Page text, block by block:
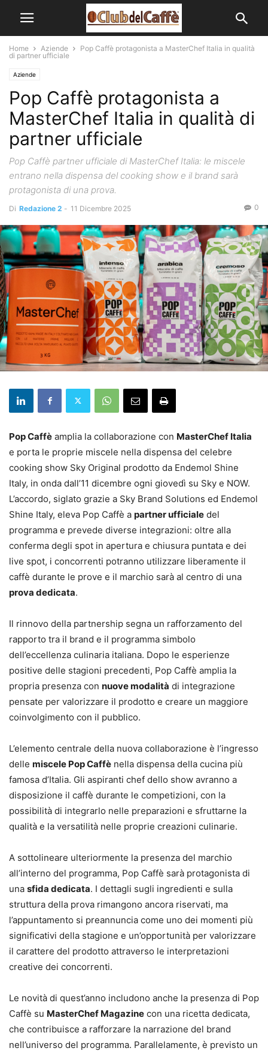
Home Aziende
Pop Caffè protagonista a MasterChef Italia in qualità
di partner ufficiale
Aziende
Pop Caffè protagonista a
MasterChef Italia in qualità di
partner ufficiale
Pop Caffè partner ufficiale di MasterChef Italia: le miscele
entrano nella dispensa del cooking show e il brand sarà
protagonista di una prova.
Di Redazione 2 - 11 Dicembre 2025 0
Pop Caffè amplia la collaborazione con MasterChef Italia
e porta le proprie miscele nella dispensa del celebre
cooking show Sky Original prodotto da Endemol Shine
Italy, in onda dall’11 dicembre ogni giovedì su Sky e NOW.
L’accordo, siglato grazie a Sky Brand Solutions ed Endemol
Shine Italy, eleva Pop Caffè a partner ufficiale del
programma e prevede diverse integrazioni: oltre alla
conferma degli spot in apertura e chiusura puntata e dei
live spot, i concorrenti potranno utilizzare liberamente il
caffè durante le prove e il marchio sarà al centro di una
prova dedicata.
Il rinnovo della partnership segna un rafforzamento del
rapporto tra il brand e il programma simbolo
dell’eccellenza culinaria italiana. Dopo le esperienze
positive delle stagioni precedenti, Pop Caffè amplia la
propria presenza con nuove modalità di integrazione
pensate per valorizzare il prodotto e creare un maggiore
coinvolgimento con il pubblico.
L’elemento centrale della nuova collaborazione è l’ingresso
delle miscele Pop Caffè nella dispensa della cucina più
famosa d’Italia. Gli aspiranti chef dello show avranno a
disposizione il caffè durante le competizioni, con la
possibilità di integrarlo nelle preparazioni e sfruttarne la
qualità e la versatilità nelle proprie creazioni culinarie.
A sottolineare ulteriormente la presenza del marchio
all’interno del programma, Pop Caffè sarà protagonista di
una sfida dedicata. I dettagli sugli ingredienti e sulla
struttura della prova rimangono ancora riservati, ma
l’appuntamento si preannuncia come uno dei momenti più
significativi della stagione e un’opportunità per valorizzare
il carattere del prodotto attraverso le interpretazioni
creative dei concorrenti.
Le novità di quest’anno includono anche la presenza di Pop
Caffè su MasterChef Magazine con una ricetta dedicata,
che contribuisce a rafforzare la narrazione del brand
nell’universo del programma. Parallelamente, è previsto un